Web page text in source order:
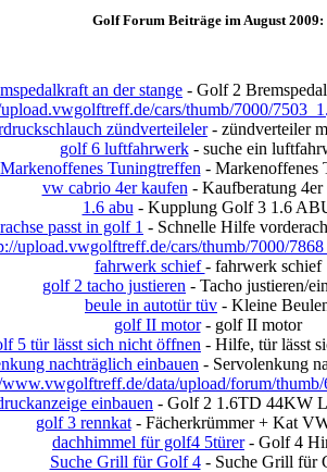
Golf Forum Beiträge im August 2009:
an der stange - Golf 2
cars/thumb/7000/
zündverteileler- zündverteiler
golf 6 luftfahrwerk- suche ein
Markenoffenes Tuningtreffen - Markenoffenes
vw cabrio 4er kaufen - Kaufberatung 4er
1.6 abu - Kupplung Golf 3 1.6
passt in golf 1 - Schnelle Hilfe
upload.vwgolftreff.de/cars/thumb/7000/
fahrwerk schief- fahrwerk schief
golf 2 tacho justieren - Tacho justieren/
beule in autotür tüv - Kleine
golf II motor- golf II motor
5 tür lässt sich nicht öffnen - Hilfe, tür lässt
nachträglich einbauen - Servolenkung
data/upload/forum/
einbauen - Golf 2 1.6TD 44KW
golf 3 rennkat- Fächerkrümmer + Kat
dachhimmel für golf4 5türer- Golf 4
Suche Grill für Golf 4- Suche Grill für